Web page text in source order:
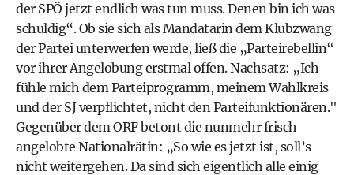
der SPÖ jetzt endlich was tun muss. Denen bin ich was
schuldig“. Ob sie sich als Mandatarin dem Klubzwang
der Partei unterwerfen werde, ließ die „Parteirebellin“
vor ihrer Angelobung erstmal offen. Nachsatz: „Ich
fühle mich dem Parteiprogramm, meinem Wahlkreis
und der SJ verpflichtet, nicht den Parteifunktionären."
Gegenüber dem ORF betont die nunmehr frisch
angelobte Nationalrätin: „So wie es jetzt ist, soll’s
nicht weitergehen. Da sind sich eigentlich alle einig